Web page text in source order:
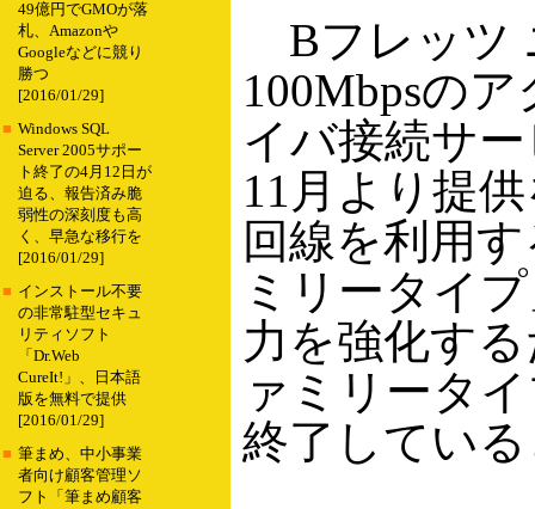
49億円でGMOが落
札、Amazonや
Googleなどに競り
勝つ
[2016/01/29]
■ Windows SQL
Server 2005サポー
ト終了の4月12日が
迫る、報告済み脆
弱性の深刻度も高
く、早急な移行を
[2016/01/29]
■ インストール不要
の非常駐型セキュ
リティソフト
「Dr.Web
CureIt!」、日本語
版を無料で提供
[2016/01/29]
■ 筆まめ、中小事業
者向け顧客管理ソ
フト「筆まめ顧客
Bフレッツ
100Mbpsの
イバ接続サ
11月より提
回線を利用
ミリータイ
力を強化す
ァミリータ
終了してい